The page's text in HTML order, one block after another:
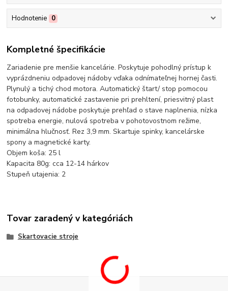
Hodnotenie 0
Kompletné špecifikácie
Zariadenie pre menšie kancelárie. Poskytuje pohodlný prístup k
vyprázdneniu odpadovej nádoby vďaka odnímateľnej hornej časti.
Plynulý a tichý chod motora. Automatický štart/ stop pomocou
fotobunky, automatické zastavenie pri prehltení, priesvitný plast
na odpadovej nádobe poskytuje prehľad o stave naplnenia, nízka
spotreba energie, nulová spotreba v pohotovostnom režime,
minimálna hlučnosť. Rez 3,9 mm. Skartuje spinky, kancelárske
spony a magnetické karty.
Objem koša: 25 l
Kapacita 80g: cca 12-14 hárkov
Stupeň utajenia: 2
Tovar zaradený v kategóriách
Skartovacie stroje